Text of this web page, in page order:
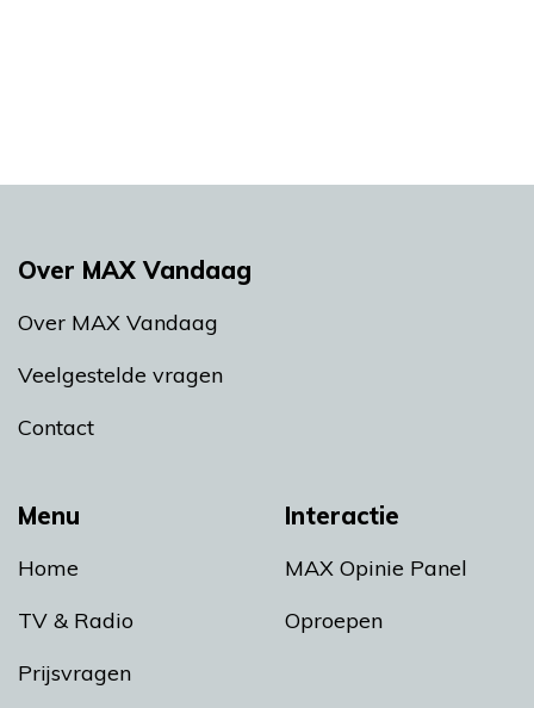
Menu
Home
TV & Radio
Prijsvragen
Interactie
MAX Opinie Panel
Oproepen
Over MAX Vandaag
Over MAX Vandaag
Veelgestelde vragen
Contact